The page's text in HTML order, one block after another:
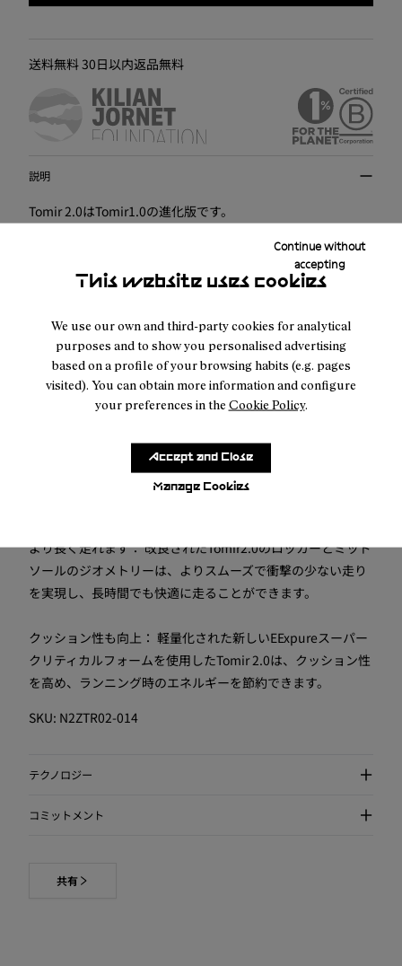
This website uses cookies
We use our own and third-party cookies for analytical
purposes and to show you personalised advertising
based on a profile of your browsing habits (e.g. pages
visited). You can obtain more information and configure
your preferences in the Cookie Policy.
Manage Cookies
Continue without
accepting
Accept and Close
送料無料 30日以内返品無料
説明
Tomir 2.0はTomir1.0の進化版です。
Tomir 2.0は、最も多用途で快適なモデルであるTomir1.0のア
ップグレードバージョンです。この新しいシューズは、
なたのトレイルランニングやアウトドア体験をより充実した
ものにすることを目指して誕生しました。
より強くなりました： 長い研究プロセスを経て、私たちは前
バージョンよりもさらに耐久性、耐性、快適性に優れたシュ
新素材を採用したことにあります： ミッドソール上部の360°
ナイロン糸のステッチと新しく滑り止めのついたシューレー
より長く走れます： 改良されたTomir2.0のロッカーとミッド
ソールのジオメトリーは、よりスムーズで衝撃の少ない走り
を実現し、長時間でも快適に走ることができます。
クッション性も向上： 軽量化された新しいEExpureスーパー
クリティカルフォームを使用したTomir 2.0は、クッション性
を高め、ランニング時のエネルギーを節約できます。
SKU: N2ZTR02-014
テクノロジー
コミットメント
共有